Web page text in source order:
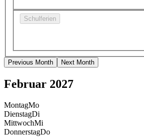
Schulferien
Previous Month Next Month
Februar 2027
MontagMo
DienstagDi
MittwochMi
DonnerstagDo